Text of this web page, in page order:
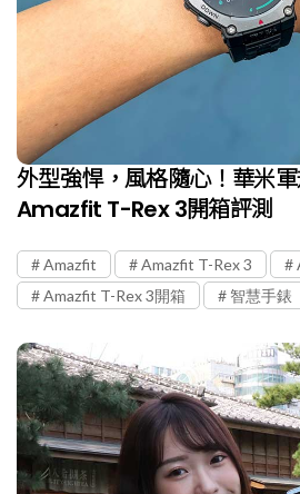
外型強悍，風格隨心！華米
Amazfit T-Rex 3開箱評測
Amazfit Amazfit T-Rex 3
Amazfit T-Rex 3開箱
智慧手錶